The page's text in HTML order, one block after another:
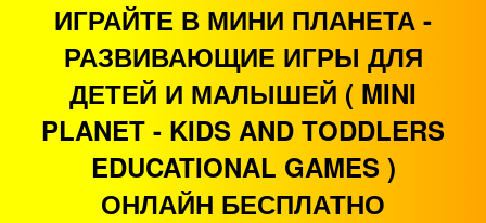
ИГРАЙТЕ В МИНИ ПЛАНЕТА -
РАЗВИВАЮЩИЕ ИГРЫ ДЛЯ
ДЕТЕЙ И МАЛЫШЕЙ ( MINI
PLANET - KIDS AND TODDLERS
EDUCATIONAL GAMES )
ОНЛАЙН БЕСПЛАТНО